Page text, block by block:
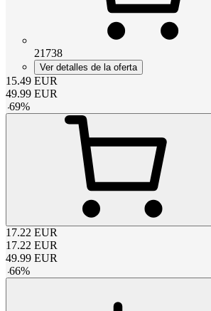
21738
Ver detalles de la oferta
15.49 EUR
49.99 EUR
-69%
17.22 EUR
17.22 EUR
49.99 EUR
-66%